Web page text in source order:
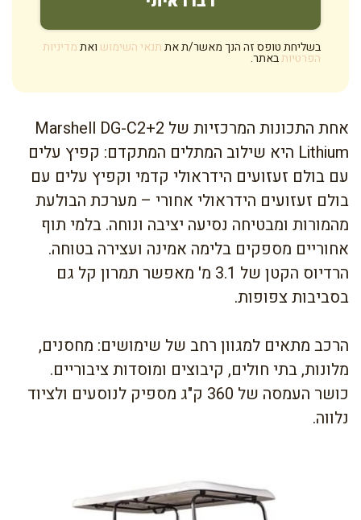
בשליחת טופס זה הנך מאשר/ת אתתנאי השימוש ואתמדיניות
הפרטיותבאתר.
אחת התכונות המרכזיות של Marshell DG-C2+2
Lithium היא שילוב המתלים המתקדם: קפיץ עלים
עם בולם זעזועים הידראולי קדמי וקפיץ עלים עם
בולם זעזועים הידראולי אחורי – מערכת הבולעת
מהמורות ומבטיחה נסיעה יציבה ונוחה. בלמי תוף
אחוריים מספקים בלימה אמינה ועצירה בטוחה.
הרדיוס הקטן של 3.1 מ' מאפשר תמרון קל גם
בסביבות צפופות.
הרכב מתאים למגוון רחב של שימושים: מחסנים,
מלונות, בתי חולים, קיבוצים ומוסדות ציבוריים.
כושר העמסה של 360 ק"ג מספיק לנוסעים ולציוד
נלווה.